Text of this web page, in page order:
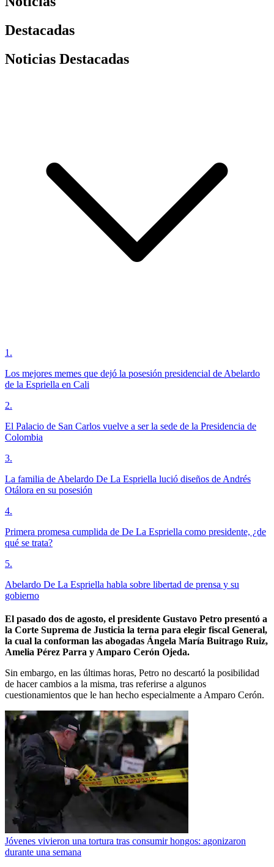
Destacadas
Noticias Destacadas
1 .
Los mejores memes que dejó la posesión presidencial de Abelardo
de la Espriella en Cali
2.
El Palacio de San Carlos vuelve a ser la sede de la Presidencia de
Colombia
3.
La familia de Abelardo De La Espriella lució diseños de Andrés
Otálora en su posesión
4.
Primera promesa cumplida de De La Espriella como presidente, ¿de
qué se trata?
5.
Abelardo De La Espriella habla sobre libertad de prensa y su
gobierno
El pasado dos de agosto, el presidente Gustavo Petro presentó a
la Corte Suprema de Justicia la terna para elegir fiscal General,
la cual la conforman las abogadas Ángela María Buitrago Ruiz,
Amelia Pérez Parra y Amparo Cerón Ojeda.
Sin embargo, en las últimas horas, Petro no descartó la posibilidad
de hacer cambios a la misma, tras referirse a algunos
cuestionamientos que le han hecho especialmente a Amparo Cerón.
Jóvenes vivieron una tortura tras consumir hongos: agonizaron
durante una semana